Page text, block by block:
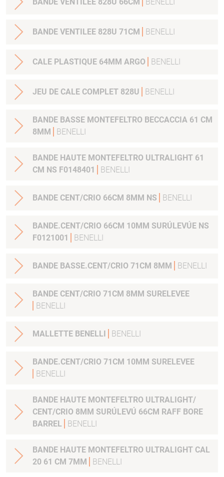
BANDE VENTILEE 828U 66CM BENELLI
BANDE VENTILEE 828U 71CM BENELLI
CALE PLASTIQUE 64MM ARGO BENELLI
JEU DE CALE COMPLET 828U BENELLI
BANDE BASSE MONTEFELTRO BECCACCIA 61 CM
8MM
BENELLI
BANDE HAUTE MONTEFELTRO ULTRALIGHT 61
CM NS F0148401
BENELLI
BANDE CENT/CRIO 66CM 8MM NS BENELLI
BANDE.CENT/CRIO 66CM 10MM SURÚLEVÚE NS
F0121001
BENELLI
BANDE BASSE.CENT/CRIO 71CM 8MM BENELLI
BANDE CENT/CRIO 71CM 8MM SURELEVEE
BENELLI
MALLETTE BENELLI BENELLI
BANDE.CENT/CRIO 71CM 10MM SURELEVEE
BENELLI
BANDE HAUTE MONTEFELTRO ULTRALIGHT/
CENT/CRIO 8MM SURÚLEVÚ 66CM RAFF BORE
BARREL
BENELLI
BANDE HAUTE MONTEFELTRO ULTRALIGHT CAL
20 61 CM 7MM
BENELLI